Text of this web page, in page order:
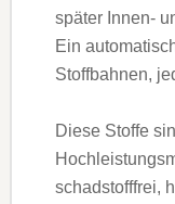
später Innen-
Ein
Stoffbahnen,
Diese Stoffe
schadstofffrei,